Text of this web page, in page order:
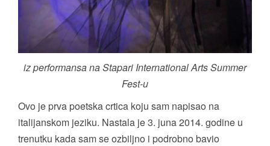
iz performansa na Stapari International Arts Summer
Fest-u
Ovo je prva poetska crtica koju sam napisao na
italijanskom jeziku. Nastala je 3. juna 2014. godine u
trenutku kada sam se ozbiljno i podrobno bavio